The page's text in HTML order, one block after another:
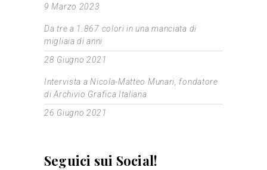
9 Marzo 2023
Da tre a 1.867 colori in una manciata di
migliaia di anni
28 Giugno 2021
Intervista a Nicola-Matteo Munari, fondatore
di Archivio Grafica Italiana
26 Giugno 2021
Seguici sui Social!